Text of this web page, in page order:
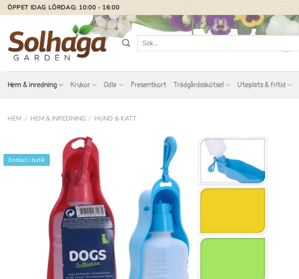
Skip
to
content
ÖPPET IDAG LÖRDAG: 10:00 - 16:00
Sök
Hem & inredning Krukor Odla Presentkort Trädgårdsskötsel Uteplats & fritid
HEM / HEM & INREDNING / HUND & KATT
Endast i butik